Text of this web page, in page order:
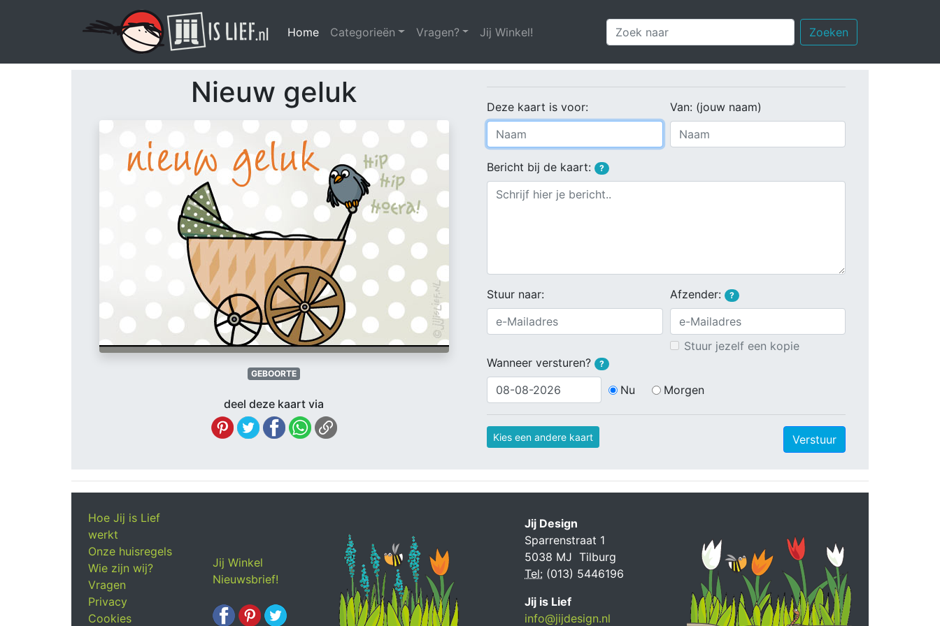
Home (huidige)
Categorieën Vragen? Jij Winkel! Zoeken
Nieuw geluk
GEBOORTE
deel deze kaart via
Deze kaart is voor: Van: (jouw naam)
Bericht bij de kaart: ?
Stuur naar: Afzender: ?
Stuur jezelf een kopie
Wanneer versturen?
?
Nu Morgen
Kies een andere kaart Verstuur
Hoe Jij is Lief
werkt
Onze huisregels
Wie zijn wij?
Vragen
Privacy
Cookies
Jij Winkel
Nieuwsbrief!
Jij Design
Sparrenstraat 1
5038 MJ Tilburg
Tel: (013) 5446196
Jij is Lief
info@jijdesign.nl